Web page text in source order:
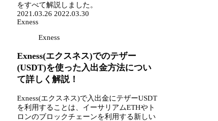
をすべて解説しました。
2021.03.26 2022.03.30
Exness
Exness
Exness(エクスネス)でのテザー
(USDT)を使った入出金方法につい
て詳しく解説！
Exness(エクスネス)で入出金にテザーUSDT
を利用することは、イーサリアムETHやト
ロンのブロックチェーンを利用する新しい